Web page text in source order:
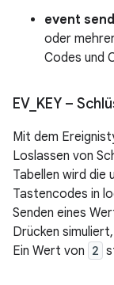
event
oder
Codes und
EV_ KEY –
Mit dem
Loslassen von
Tabellen wird
Tastencodes in
Senden eines
Drücken
Ein Wert von 2